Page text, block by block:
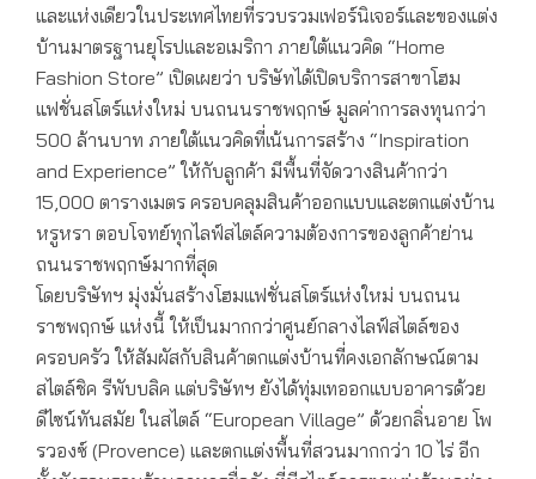
และแห่งเดียวในประเทศไทยที่รวบรวมเฟอร์นิเจอร์และของแต่ง
บ้านมาตรฐานยุโรปและอเมริกา ภายใต้แนวคิด “Home
Fashion Store” เปิดเผยว่า บริษัทได้เปิดบริการสาขาโฮม
แฟชั่นสโตร์แห่งใหม่ บนถนนราชพฤกษ์ มูลค่าการลงทุนกว่า
500 ล้านบาท ภายใต้แนวคิดที่เน้นการสร้าง “Inspiration
and Experience” ให้กับลูกค้า มีพื้นที่จัดวางสินค้ากว่า
15,000 ตารางเมตร ครอบคลุมสินค้าออกแบบและตกแต่งบ้าน
หรูหรา ตอบโจทย์ทุกไลฟ์สไตล์ความต้องการของลูกค้าย่าน
ถนนราชพฤกษ์มากที่สุด
โดยบริษัทฯ มุ่งมั่นสร้างโฮมแฟชั่นสโตร์แห่งใหม่ บนถนน
ราชพฤกษ์ แห่งนี้ ให้เป็นมากกว่าศูนย์กลางไลฟ์สไตล์ของ
ครอบครัว ให้สัมผัสกับสินค้าตกแต่งบ้านที่คงเอกลักษณ์ตาม
สไตล์ชิค รีพับบลิค แต่บริษัทฯ ยังได้ทุ่มเทออกแบบอาคารด้วย
ดีไซน์ทันสมัย ในสไตล์ “European Village” ด้วยกลิ่นอาย โพ
รวองซ์ (Provence) และตกแต่งพื้นที่สวนมากกว่า 10 ไร่ อีก